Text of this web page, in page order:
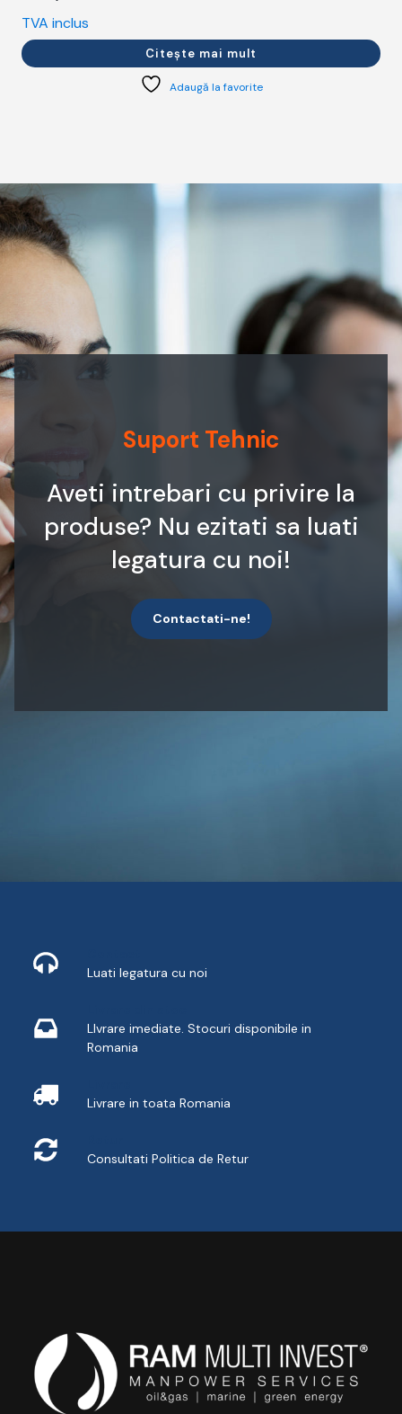
TVA inclus
Citește mai mult
Adaugă la favorite
Suport Tehnic
Aveti intrebari cu privire la
produse? Nu ezitati sa luati
legatura cu noi!
Contactati-ne!
Luati legatura cu noi
LIvrare imediate. Stocuri disponibile in
Romania
Livrare in toata Romania
Consultati Politica de Retur